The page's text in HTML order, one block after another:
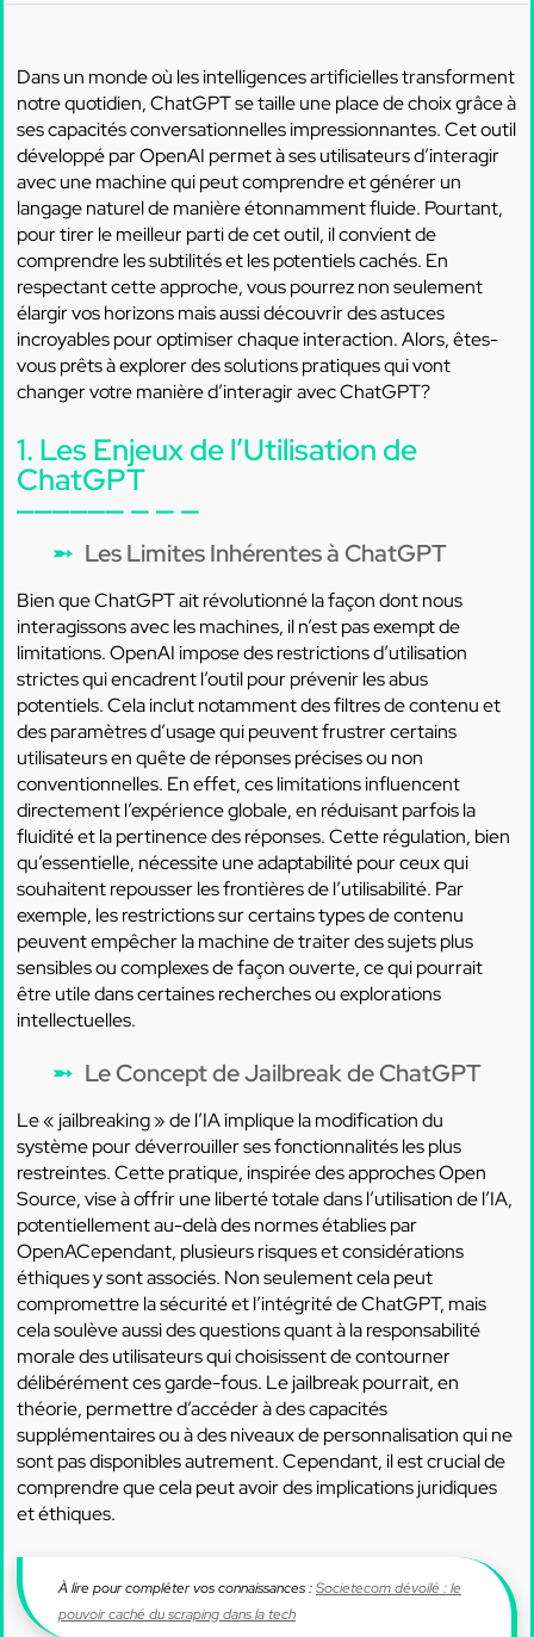
Dans un monde où les intelligences artificielles transforment
notre quotidien, ChatGPT se taille une place de choix grâce à
ses capacités conversationnelles impressionnantes. Cet outil
développé par OpenAI permet à ses utilisateurs d’interagir
avec une machine qui peut comprendre et générer un
langage naturel de manière étonnamment fluide. Pourtant,
pour tirer le meilleur parti de cet outil, il convient de
comprendre les subtilités et les potentiels cachés. En
respectant cette approche, vous pourrez non seulement
élargir vos horizons mais aussi découvrir des astuces
incroyables pour optimiser chaque interaction. Alors, êtes-
vous prêts à explorer des solutions pratiques qui vont
changer votre manière d’interagir avec ChatGPT?
1. Les Enjeux de l’Utilisation de
ChatGPT
Les Limites Inhérentes à ChatGPT
Bien que ChatGPT ait révolutionné la façon dont nous
interagissons avec les machines, il n’est pas exempt de
limitations. OpenAI impose des restrictions d’utilisation
strictes qui encadrent l’outil pour prévenir les abus
potentiels. Cela inclut notamment des filtres de contenu et
des paramètres d’usage qui peuvent frustrer certains
utilisateurs en quête de réponses précises ou non
conventionnelles. En effet, ces limitations influencent
directement l’expérience globale, en réduisant parfois la
fluidité et la pertinence des réponses. Cette régulation, bien
qu’essentielle, nécessite une adaptabilité pour ceux qui
souhaitent repousser les frontières de l’utilisabilité. Par
exemple, les restrictions sur certains types de contenu
peuvent empêcher la machine de traiter des sujets plus
sensibles ou complexes de façon ouverte, ce qui pourrait
être utile dans certaines recherches ou explorations
intellectuelles.
Le Concept de Jailbreak de ChatGPT
Le « jailbreaking » de l’IA implique la modification du
système pour déverrouiller ses fonctionnalités les plus
restreintes. Cette pratique, inspirée des approches Open
Source, vise à offrir une liberté totale dans l’utilisation de l’IA,
potentiellement au-delà des normes établies par
OpenACependant, plusieurs risques et considérations
éthiques y sont associés. Non seulement cela peut
compromettre la sécurité et l’intégrité de ChatGPT, mais
cela soulève aussi des questions quant à la responsabilité
morale des utilisateurs qui choisissent de contourner
délibérément ces garde-fous. Le jailbreak pourrait, en
théorie, permettre d’accéder à des capacités
supplémentaires ou à des niveaux de personnalisation qui ne
sont pas disponibles autrement. Cependant, il est crucial de
comprendre que cela peut avoir des implications juridiques
et éthiques.
À lire pour compléter vos connaissances :Societecom dévoilé : le
pouvoir caché du scraping dans la tech